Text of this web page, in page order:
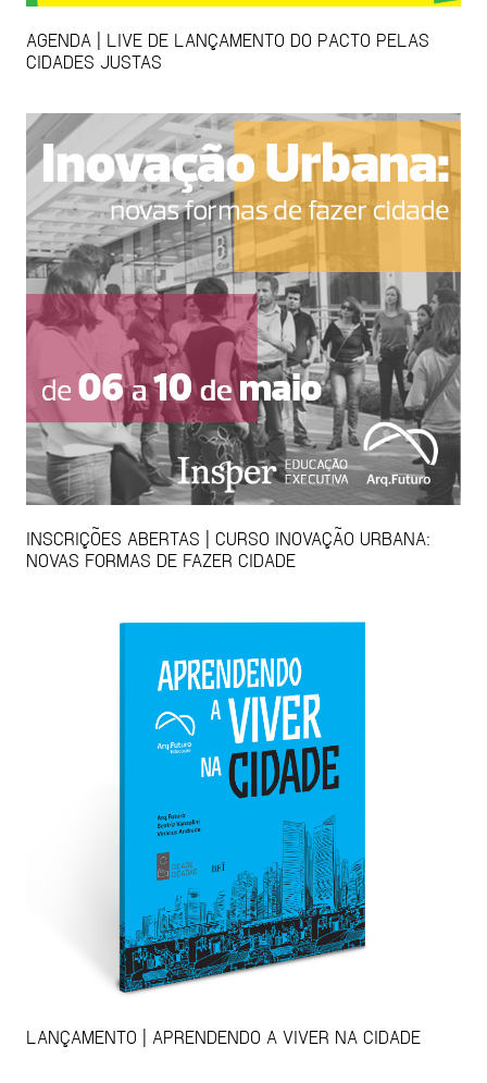
AGENDA | LIVE DE LANÇAMENTO DO PACTO PELAS
CIDADES JUSTAS
INSCRIÇÕES ABERTAS | CURSO INOVAÇÃO URBANA:
NOVAS FORMAS DE FAZER CIDADE
LANÇAMENTO | APRENDENDO A VIVER NA CIDADE